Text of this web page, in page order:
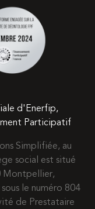
d'Enerfip,
Participatif
Simplifiée, au
social est situé
Montpellier,
le numéro 804
de Prestataire